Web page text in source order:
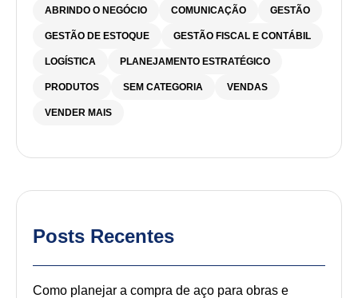
ABRINDO O NEGÓCIO COMUNICAÇÃO GESTÃO
GESTÃO DE ESTOQUE GESTÃO FISCAL E CONTÁBIL
LOGÍSTICA PLANEJAMENTO ESTRATÉGICO
PRODUTOS SEM CATEGORIA VENDAS
VENDER MAIS
Posts Recentes
Como planejar a compra de aço para obras e